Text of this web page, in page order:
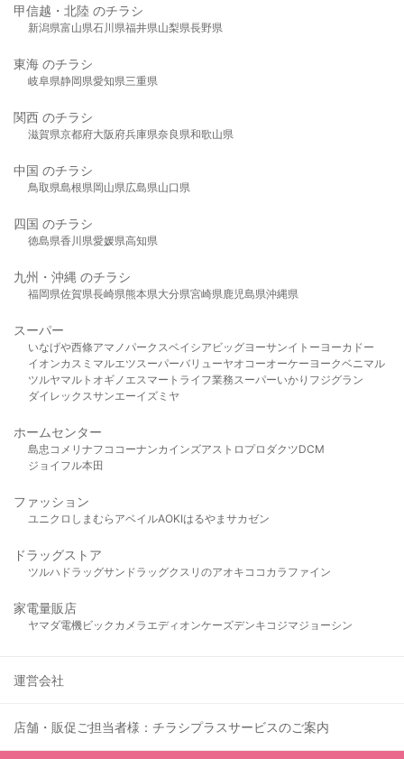
甲信越・北陸 のチラシ
新潟県富山県石川県福井県山梨県長野県
東海 のチラシ
岐阜県静岡県愛知県三重県
関西 のチラシ
滋賀県京都府大阪府兵庫県奈良県和歌山県
中国 のチラシ
鳥取県島根県岡山県広島県山口県
四国 のチラシ
徳島県香川県愛媛県高知県
九州・沖縄 のチラシ
福岡県佐賀県長崎県熊本県大分県宮崎県鹿児島県沖縄県
スーパー
いなげや西條アマノパークスベイシア ビッグヨーサンイトーヨーカドー
イオンカスミ マルエツスーパーバリューヤオコーオーケー ヨークベニマル
ツルヤマルト オギノ エスマート ライフ業務スーパーいかり フジグラン
ダイレックスサンエーイズミヤ
ホームセンター
島忠 コメリ ナフコ コーナンカインズアストロプロダクツDCM
ジョイフル本田
ファッション
ユニクロ しまむら アベイルAOKIはるやま サカゼン
ドラッグストア
ツルハドラッグサンドラッグクスリのアオキ ココカラファイン
家電量販店
ヤマダ電機ビックカメラ エディオンケーズデンキ コジマジョーシン
運営会社
店舗・販促ご担当者様：チラシプラスサービスのご案内